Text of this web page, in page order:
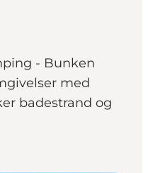
- Bunken
med
badestrand og